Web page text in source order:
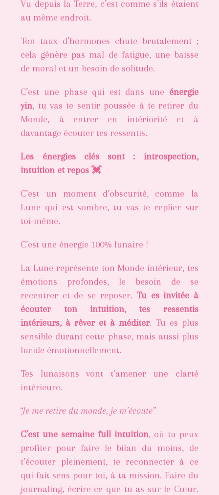
Vu depuis la Terre, c’est comme s’ils étaient
au même endroit.
Ton taux d’hormones chute brutalement ;
cela génère pas mal de fatigue, une baisse
de moral et un besoin de solitude.
C’est une phase qui est dans une énergie
yin, tu vas te sentir poussée à te retirer du
Monde, à entrer en intériorité et à
davantage écouter tes ressentis.
Les énergies clés sont : introspection,
intuition et repos 💓
C’est un moment d’obscurité, comme la
Lune qui est sombre, tu vas te replier sur
toi-même.
C’est une énergie 100% lunaire !
La Lune représente ton Monde intérieur, tes
émotions profondes, le besoin de se
recentrer et de se reposer.Tu es invitée à
écouter ton intuition, tes ressentis
intérieurs, à rêver et à méditer. Tu es plus
sensible durant cette phase, mais aussi plus
lucide émotionnellement.
Tes lunaisons vont t’amener une clarté
intérieure.
“Je me retire du monde, je m’écoute”
C’est une semaine full intuition, où tu peux
profiter pour faire le bilan du moins, de
t’écouter pleinement, te reconnecter à ce
qui fait sens pour toi, à ta mission. Faire du
journaling, écrire ce que tu as sur le Cœur.